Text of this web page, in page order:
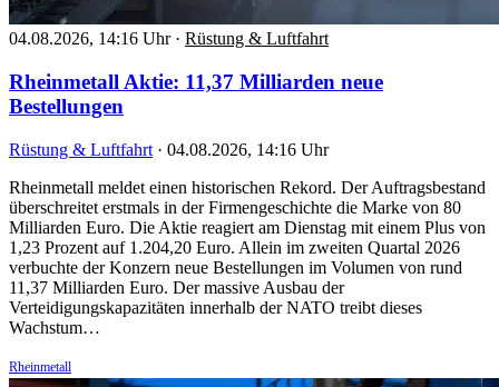
04.08.2026, 14:16 Uhr · Rüstung & Luftfahrt
Rheinmetall Aktie: 11,37 Milliarden neue
Bestellungen
Rüstung & Luftfahrt · 04.08.2026, 14:16 Uhr
Rheinmetall meldet einen historischen Rekord. Der Auftragsbestand
überschreitet erstmals in der Firmengeschichte die Marke von 80
Milliarden Euro. Die Aktie reagiert am Dienstag mit einem Plus von
1,23 Prozent auf 1.204,20 Euro. Allein im zweiten Quartal 2026
verbuchte der Konzern neue Bestellungen im Volumen von rund
11,37 Milliarden Euro. Der massive Ausbau der
Verteidigungskapazitäten innerhalb der NATO treibt dieses
Wachstum…
Rheinmetall